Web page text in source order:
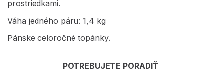
prostriedkami.
Váha jedného páru: 1,4 kg
Pánske celoročné topánky.
POTREBUJETE PORADIŤ